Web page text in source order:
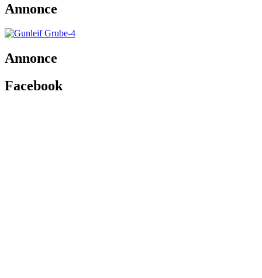
Annonce
Annonce
Facebook